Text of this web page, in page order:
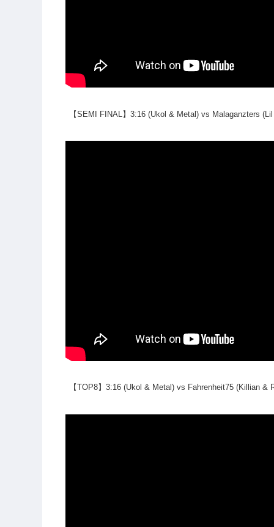
【SEMI FINAL】3:16 (Ukol & Metal) vs Malaganzters
【TOP8】3:16 (Ukol & Metal) vs Fahrenheit75 (Killian &